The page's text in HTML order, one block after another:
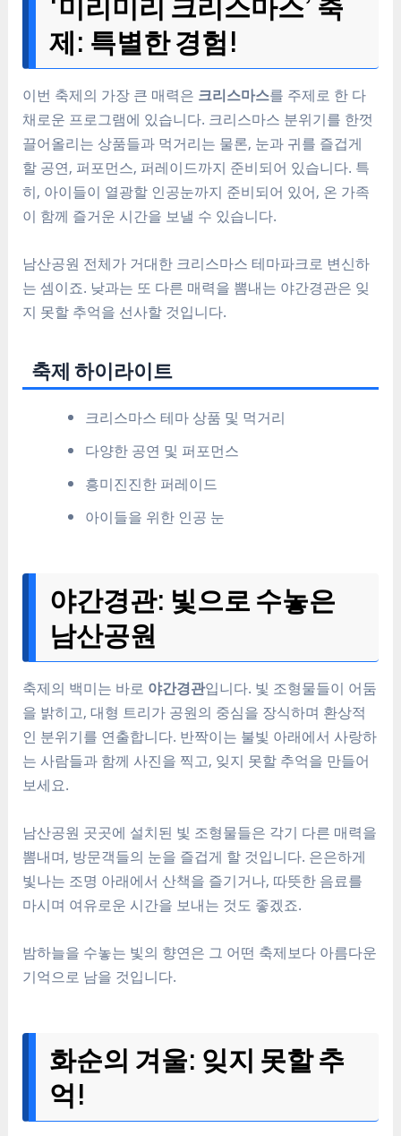
제: 특별한 경험!
이번 축제의 가장 큰 매력은 크리스마스를 주제로 한 다
채로운 프로그램에 있습니다. 크리스마스 분위기를 한껏
끌어올리는 상품들과 먹거리는 물론, 눈과 귀를 즐겁게
할 공연, 퍼포먼스, 퍼레이드까지 준비되어 있습니다. 특
히, 아이들이 열광할 인공눈까지 준비되어 있어, 온 가족
이 함께 즐거운 시간을 보낼 수 있습니다.
남산공원 전체가 거대한 크리스마스 테마파크로 변신하
는 셈이죠. 낮과는 또 다른 매력을 뽐내는 야간경관은 잊
지 못할 추억을 선사할 것입니다.
축제 하이라이트
크리스마스 테마 상품 및 먹거리
다양한 공연 및 퍼포먼스
흥미진진한 퍼레이드
아이들을 위한 인공 눈
야간경관: 빛으로 수놓은
남산공원
축제의 백미는 바로 야간경관입니다. 빛 조형물들이 어둠
을 밝히고, 대형 트리가 공원의 중심을 장식하며 환상적
인 분위기를 연출합니다. 반짝이는 불빛 아래에서 사랑하
는 사람들과 함께 사진을 찍고, 잊지 못할 추억을 만들어
보세요.
남산공원 곳곳에 설치된 빛 조형물들은 각기 다른 매력을
뽐내며, 방문객들의 눈을 즐겁게 할 것입니다. 은은하게
빛나는 조명 아래에서 산책을 즐기거나, 따뜻한 음료를
마시며 여유로운 시간을 보내는 것도 좋겠죠.
밤하늘을 수놓는 빛의 향연은 그 어떤 축제보다 아름다운
기억으로 남을 것입니다.
화순의 겨울: 잊지 못할 추
억!